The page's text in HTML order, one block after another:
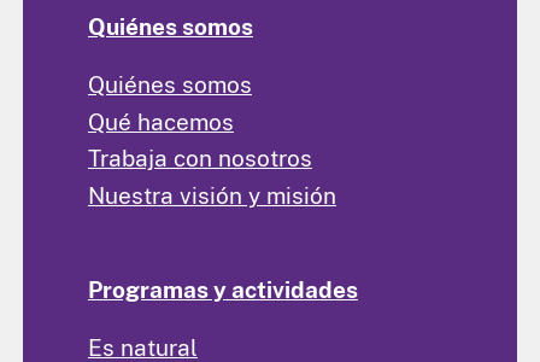
Quiénes somos
Quiénes somos
Qué hacemos
Trabaja con nosotros
Nuestra visión y misión
Programas y actividades
Es natural